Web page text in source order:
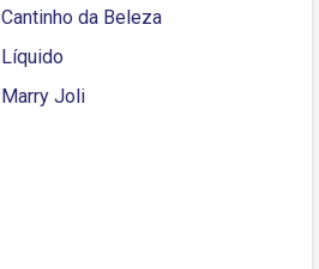
Cantinho da Beleza
Líquido
Marry Joli